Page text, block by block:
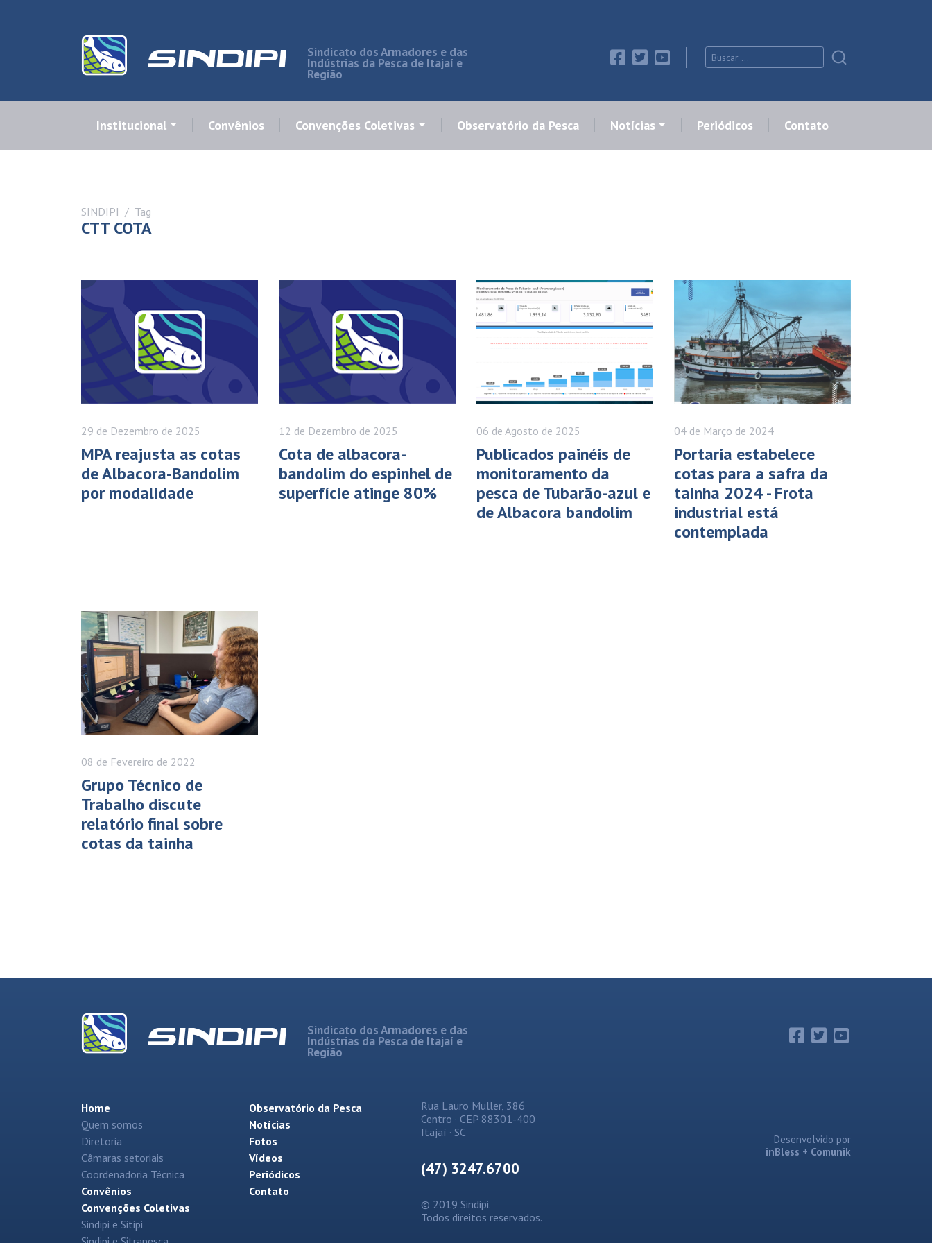
Sindicato dos Armadores e das
Indústrias da Pesca de Itajaí e
Região
Institucional Convênios Convenções Coletivas Observatório da Pesca Notícias Periódicos Contato
SINDIPI Tag
CTT COTA
29 de Dezembro de 2025
MPA reajusta as cotas
de Albacora-Bandolim
por modalidade
12 de Dezembro de 2025
Cota de albacora-
bandolim do espinhel de
superfície atinge 80%
06 de Agosto de 2025
Publicados painéis de
monitoramento da
pesca de Tubarão-azul e
de Albacora bandolim
04 de Março de 2024
Portaria estabelece
cotas para a safra da
tainha 2024 - Frota
industrial está
contemplada
08 de Fevereiro de 2022
Grupo Técnico de
Trabalho discute
relatório final sobre
cotas da tainha
Sindicato dos Armadores e das
Indústrias da Pesca de Itajaí e
Região
Home
Quem somos
Diretoria
Câmaras setoriais
Coordenadoria Técnica
Convênios
Convenções Coletivas
Sindipi e Sitipi
Observatório da Pesca
Notícias
Fotos
Vídeos
Periódicos
Contato
Rua Lauro Muller, 386
Centro · CEP 88301-400
Itajaí · SC
(47) 3247.6700
© 2019 Sindipi.
Todos direitos reservados.
Desenvolvido por
inBless + Comunik